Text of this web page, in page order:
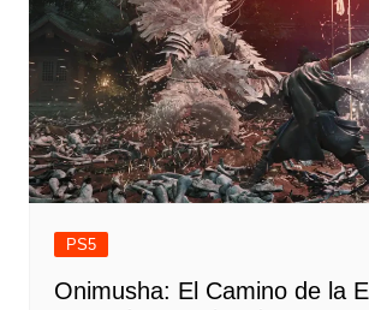
PS5
Onimusha: El Camino de la